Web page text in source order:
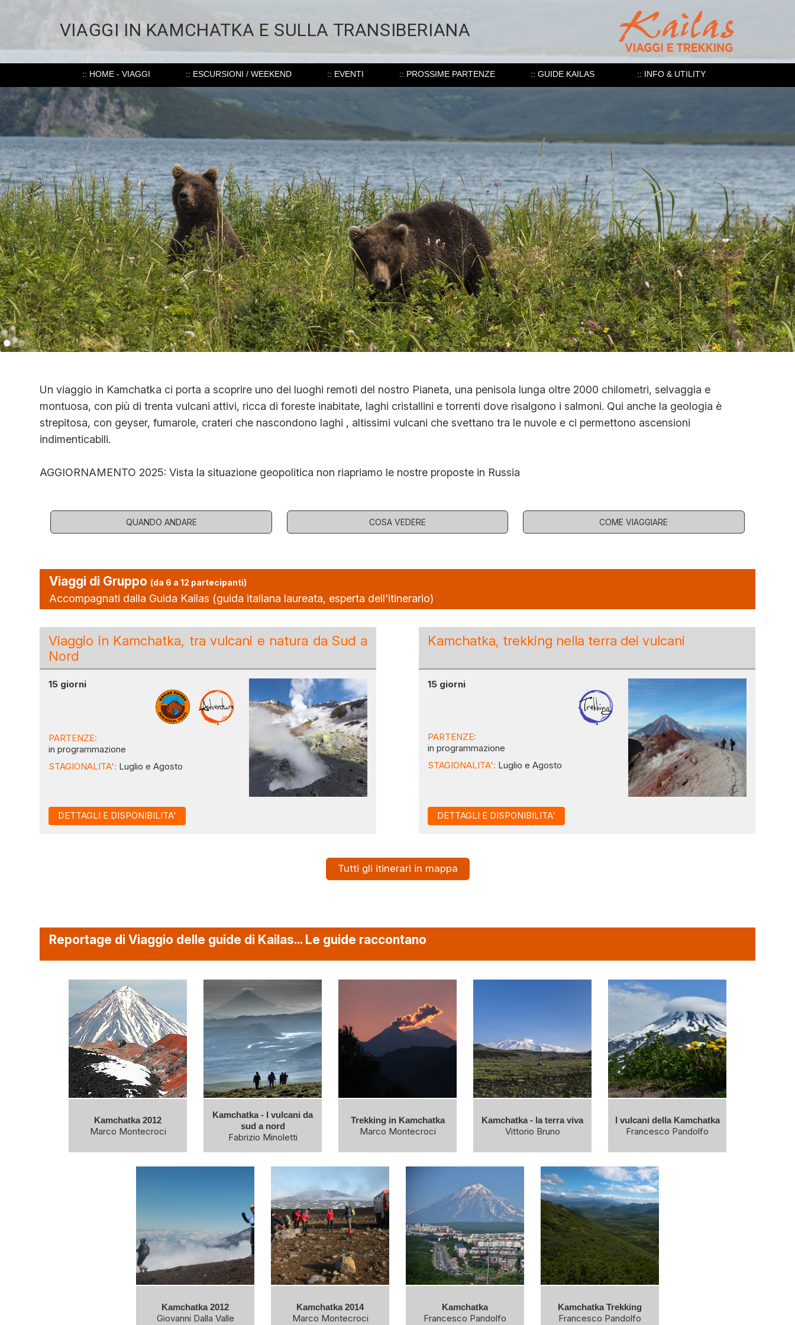
VIAGGI IN KAMCHATKA E SULLA TRANSIBERIANA
:: HOME - VIAGGI :: ESCURSIONI / WEEKEND :: EVENTI :: PROSSIME PARTENZE :: GUIDE KAILAS :: INFO & UTILITY
Un viaggio in Kamchatka ci porta a scoprire uno dei luoghi remoti del nostro Pianeta, una penisola lunga oltre 2000 chilometri, selvaggia e
montuosa, con più di trenta vulcani attivi, ricca di foreste inabitate, laghi cristallini e torrenti dove risalgono i salmoni. Qui anche la geologia è
strepitosa, con geyser, fumarole, crateri che nascondono laghi , altissimi vulcani che svettano tra le nuvole e ci permettono ascensioni
indimenticabili.
AGGIORNAMENTO 2025: Vista la situazione geopolitica non riapriamo le nostre proposte in Russia
QUANDO ANDARE COSA VEDERE COME VIAGGIARE
Viaggi di Gruppo (da 6 a 12 partecipanti)
Accompagnati dalla Guida Kailas (guida italiana laureata, esperta dell'itinerario)
Viaggio in Kamchatka, tra vulcani e natura da Sud a
Nord
15 giorni
PARTENZE:
in programmazione
STAGIONALITA': Luglio e Agosto
DETTAGLI E DISPONIBILITA'
Kamchatka, trekking nella terra dei vulcani
15 giorni
PARTENZE:
in programmazione
STAGIONALITA': Luglio e Agosto
DETTAGLI E DISPONIBILITA'
Tutti gli itinerari in mappa
Reportage di Viaggio delle guide di Kailas... Le guide raccontano
Kamchatka 2012
Marco Montecroci
Kamchatka - I vulcani da
sud a nord
Fabrizio Minoletti
Trekking in Kamchatka
Marco Montecroci
Kamchatka - la terra viva
Vittorio Bruno
I vulcani della Kamchatka
Francesco Pandolfo
Kamchatka 2012
Giovanni Dalla Valle
Kamchatka 2014
Marco Montecroci
Kamchatka
Francesco Pandolfo
Kamchatka Trekking
Francesco Pandolfo